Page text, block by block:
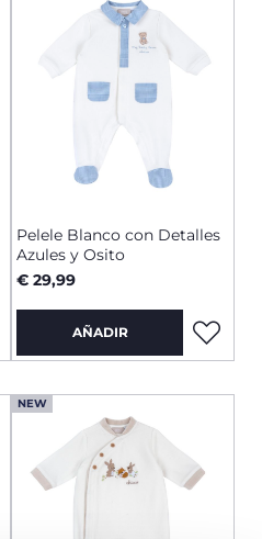
Pelele Blanco con Detalles
Azules y Osito
€ 29,99
AÑADIR
NEW